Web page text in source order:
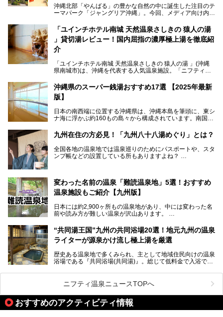
沖縄北部「やんばる」の豊かな自然の中に誕生した注目のテ
ーマパーク「ジャングリア沖縄」。今回、メディア向け内覧
グリアの全貌をお届けすべく、見どころや料金、アクセス方
法まで徹底解説していきます。
「ユインチホテル南城 天然温泉さしきの 猿人の湯
」貸切湯レビュー！国内屈指の濃厚極上湯を徹底紹
介
「ユインチホテル南城 天然温泉さしきの 猿人の湯 」(沖縄
県南城市)は、沖縄を代表する人気温泉施設。「ニフティ温
位を獲得し、平日・土日にかかわらず多くの常連客や温泉フ
ァンが訪れます。
ンに注目される存在。今回は貸切湯にスポットを当て、その
魅力を徹底解説します。
沖縄県のスーパー銭湯おすすめ17選 【2025年最新
版】
日本の南西端に位置する沖縄県は、沖縄本島を筆頭に、東シ
ナ海に浮かぶ約160もの島々から構成されています。南国な
ずの豊かな自然、独自の歴史や文化など、多くの人を惹きつ
けてやまない魅力あふれる観光県です。
そんな沖縄県のスーパー銭湯には、ホテル併設などリゾート
と同時に楽しめる施設が多くあります。日帰りでも旅行気分
九州在住の方必見！「九州八十八湯めぐり」とは？
全国各地の温泉地では温泉巡りのためにパスポートや、スタ
ンプ帳などの設置している所もありますよね？
な方ならぜひ参加してみたいスタンプラリーでしょう。
変わった名前の温泉「難読温泉地」5選！おすすめ
温泉施設もご紹介【九州版】
日本には約2,900ヶ所もの温泉地があり、中には変わった名
前や読み方が難しい温泉が沢山あります。
そこで日本各地にある「難読温泉地」を、地域ごとにクイズ
形式でご紹介。第５回目(最終回)である今回は、九州地方の
難読温泉地をピックアップしました。
いくつ読めるか、ぜひチャレンジしてみて下さいね！
“共同湯王国”九州の共同浴場20選！地元九州の温泉
ライターが源泉かけ流し極上湯を厳選
歴史ある温泉地で多くみられ、主として地域住民向けの温泉
浴場である『共同浴場(共同湯)』。総じて低料金で入浴で
特徴です。
共同浴場は全国各地の温泉地にありますが、特に九州地方は
共同湯文化が古くから発展し、質・量ともに大変充実。九州
は“共同湯王国”といっても決して過言では無いでしょう。
今回は地元在住の九州の温泉ライターである筆者が過去入浴
した中から、源泉かけ流しと泉質の良さにこだわって九州の
ニフティ温泉ニュースTOPへ
おすすめのアクティビティ情報